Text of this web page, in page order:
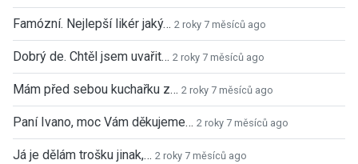
Famózní. Nejlepší likér jaký… 2 roky 7 měsíců ago
Dobrý de. Chtěl jsem uvařit… 2 roky 7 měsíců ago
Mám před sebou kuchařku z… 2 roky 7 měsíců ago
Paní Ivano, moc Vám děkujeme… 2 roky 7 měsíců ago
Já je dělám trošku jinak,… 2 roky 7 měsíců ago